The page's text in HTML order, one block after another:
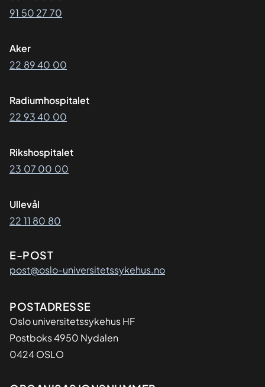
91 50 27 70
Aker
22 89 40 00
Radiumhospitalet
22 93 40 00
Rikshospitalet
23 07 00 00
Ullevål
22 11 80 80
E-POST
post@oslo-universitetssykehus.no
Adresse
POSTADRESSE
Oslo universitetssykehus HF
Postboks 4950 Nydalen
0424 OSLO